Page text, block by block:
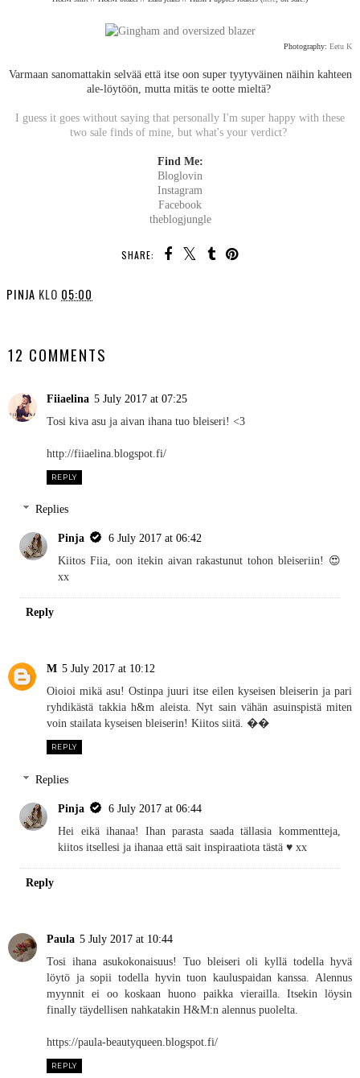
Photography: Eetu K
Varmaan sanomattakin selvää että itse oon super tyytyväinen näihin kahteen
ale-löytöön, mutta mitäs te ootte mieltä?
I guess it goes without saying that personally I'm super happy with these
two sale finds of mine, but what's your verdict?
Find Me:
Bloglovin
Instagram
Facebook
theblogjungle
SHARE:
PINJA KLO 05:00
12 COMMENTS
Fiiaelina 5 July 2017 at 07:25
Tosi kiva asu ja aivan ihana tuo bleiseri! <3
http://fiiaelina.blogspot.fi/
REPLY
Replies
Pinja
6 July 2017 at 06:42
Kiitos Fiia, oon itekin aivan rakastunut tohon bleiseriin! 😍
xx
Reply
M 5 July 2017 at 10:12
Oioioi mikä asu! Ostinpa juuri itse eilen kyseisen bleiserin ja pari
ryhdikästä takkia h&m aleista. Nyt sain vähän asuinspistä miten
voin stailata kyseisen bleiserin! Kiitos siitä. ��
REPLY
Replies
Pinja
6 July 2017 at 06:44
Hei eikä ihanaa! Ihan parasta saada tällasia kommentteja,
kiitos itsellesi ja ihanaa että sait inspiraatiota tästä ♥︎ xx
Reply
Paula 5 July 2017 at 10:44
Tosi ihana asukokonaisuus! Tuo bleiseri oli kyllä todella hyvä
löytö ja sopii todella hyvin tuon kauluspaidan kanssa. Alennus
myynnit ei oo koskaan huono paikka vierailla. Itsekin löysin
finally täydellisen nahkatakin H&M:n alennus puolelta.
https://paula-beautyqueen.blogspot.fi/
REPLY